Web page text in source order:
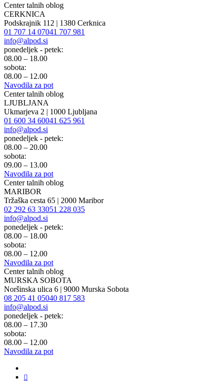
Center talnih oblog
CERKNICA
Podskrajnik 112 | 1380 Cerknica
01 707 14 07041 707 981
info@alpod.si
ponedeljek - petek:
08.00 – 18.00
sobota:
08.00 – 12.00
Navodila za pot
Center talnih oblog
LJUBLJANA
Ukmarjeva 2 | 1000 Ljubljana
01 600 34 60041 625 961
info@alpod.si
ponedeljek - petek:
08.00 – 20.00
sobota:
09.00 – 13.00
Navodila za pot
Center talnih oblog
MARIBOR
Tržaška cesta 65 | 2000 Maribor
02 292 63 33051 228 035
info@alpod.si
ponedeljek - petek:
08.00 – 18.00
sobota:
08.00 – 12.00
Navodila za pot
Center talnih oblog
MURSKA SOBOTA
Noršinska ulica 6 | 9000 Murska Sobota
08 205 41 05040 817 583
info@alpod.si
ponedeljek - petek:
08.00 – 17.30
sobota:
08.00 – 12.00
Navodila za pot